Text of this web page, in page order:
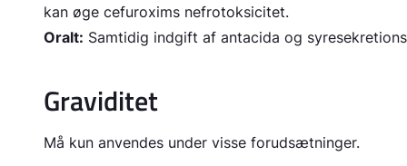
kan øge cefuroxims nefrotoksicitet.
Oralt: Samtidig indgift af antacida og
Graviditet
Må kun anvendes under visse forudsætninger.